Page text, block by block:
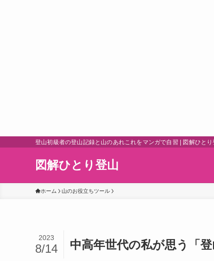
登山初級者の登山記録と山のあれこれをマンガで自習 | 図解ひとり
図解ひとり登山
ホーム 山のお役立ちツール
中高年世代の私が思う「
2023
8/14